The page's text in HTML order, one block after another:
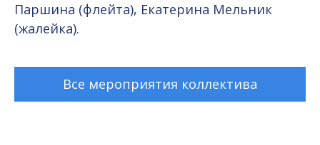
Паршина (флейта), Екатерина Мельник
(жалейка).
Все мероприятия коллектива